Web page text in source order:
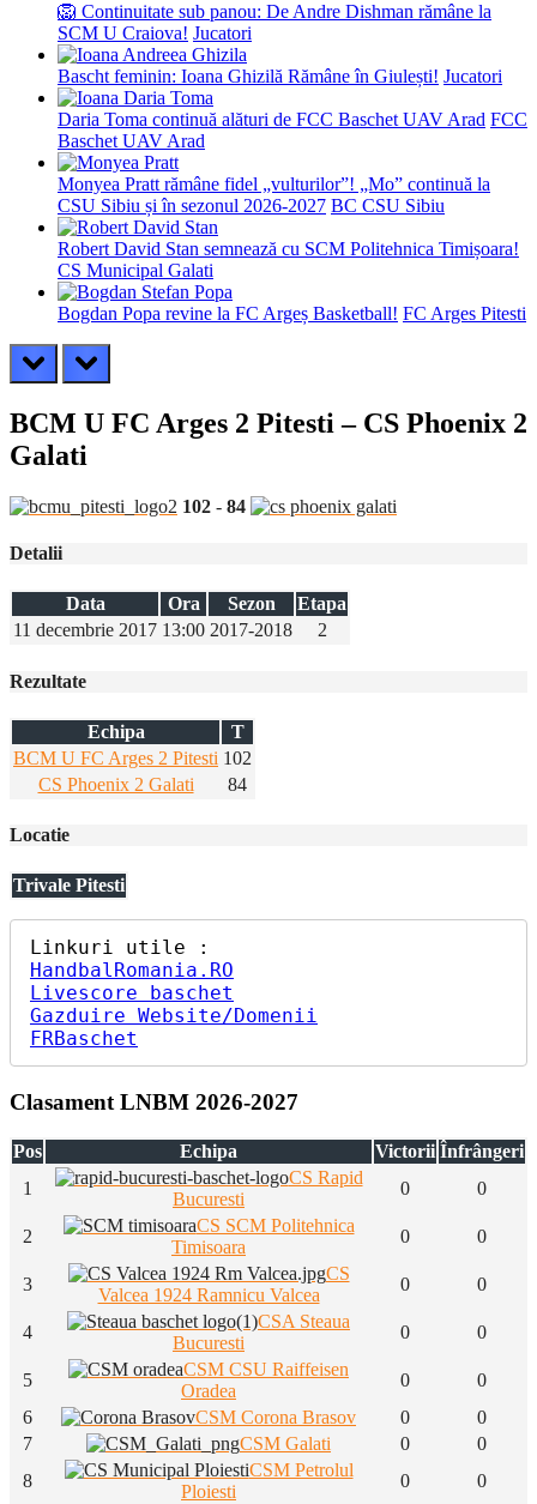
🦁 Continuitate sub panou: De Andre Dishman rămâne la
SCM U Craiova! Jucatori
Bascht feminin: Ioana Ghizilă Rămâne în Giulești! Jucatori
Daria Toma continuă alături de FCC Baschet UAV Arad FCC
Baschet UAV Arad
Monyea Pratt rămâne fidel „vulturilor”! „Mo” continuă la
CSU Sibiu și în sezonul 2026-2027 BC CSU Sibiu
Robert David Stan semnează cu SCM Politehnica Timișoara!
CS Municipal Galati
Bogdan Popa revine la FC Argeș Basketball! FC Arges Pitesti
prev next
BCM U FC Arges 2 Pitesti – CS Phoenix 2
Galati
102 - 84
Detalii
Data Ora Sezon
Etapa
11 decembrie 2017 13:00 2017-2018 2
Rezultate
Echipa
T
BCM U FC Arges 2 Pitesti 102
CS Phoenix 2 Galati
84
Locatie
Trivale Pitesti
HandbalRomania.RO
Livescore baschet
Gazduire Website/Domenii
FRBaschet
Clasament LNBM 2026-2027
Pos Echipa Victorii Înfrângeri
1
CS Rapid
Bucuresti
0 0
2
CS SCM Politehnica
Timisoara
0 0
3
CS
Valcea 1924 Ramnicu Valcea
0 0
4
CSA Steaua
Bucuresti
0 0
5
CSM CSU Raiffeisen
Oradea
0
0
6
CSM Corona Brasov 0
0
7
CSM Galati 0
0
8
CSM Petrolul
Ploiesti
0
0